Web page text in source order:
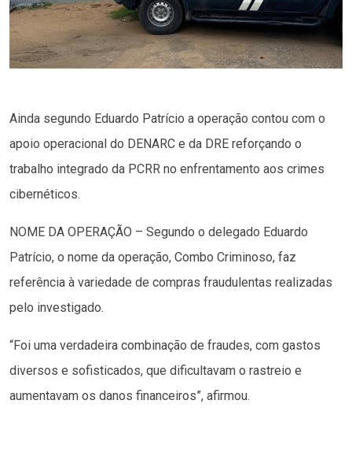
Ainda segundo Eduardo Patrício a operação contou com o
apoio operacional do DENARC e da DRE reforçando o
trabalho integrado da PCRR no enfrentamento aos crimes
cibernéticos.
NOME DA OPERAÇÃO – Segundo o delegado Eduardo
Patrício, o nome da operação, Combo Criminoso, faz
referência à variedade de compras fraudulentas realizadas
pelo investigado.
“Foi uma verdadeira combinação de fraudes, com gastos
diversos e sofisticados, que dificultavam o rastreio e
aumentavam os danos financeiros”, afirmou.